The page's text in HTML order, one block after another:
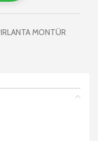
MONTÜR